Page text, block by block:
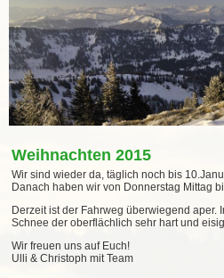
Weihnachten 2015
Wir sind wieder da, täglich noch bis
Danach haben wir von Donnerstag Mittag
Derzeit ist der Fahrweg überwiegend aper.
Schnee der oberflächlich sehr hart und
Wir freuen uns auf Euch!
Ulli & Christoph mit Team